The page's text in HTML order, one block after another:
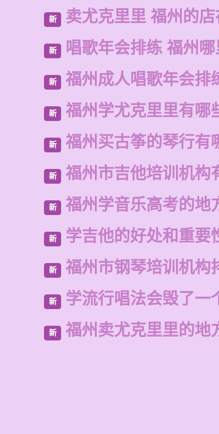
新 卖尤克里里 福州的
新 唱歌年会排练 福州
新 福州成人唱歌年会排
新 福州学尤克里里有哪
新 福州买古筝的琴行有
新 福州市吉他培训机构
新 福州学音乐高考的地
新 学吉他的好处和重要
新 福州市钢琴培训机构
新 学流行唱法会毁了一
新 福州卖尤克里里的地